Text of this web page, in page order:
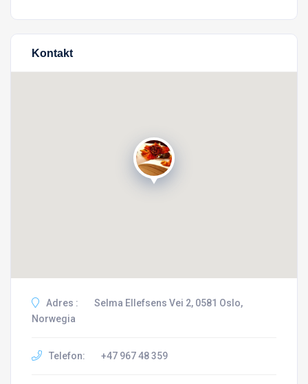
Kontakt
Adres :
Selma Ellefsens Vei 2, 0581 Oslo,
Norwegia
Telefon: +47 967 48 359